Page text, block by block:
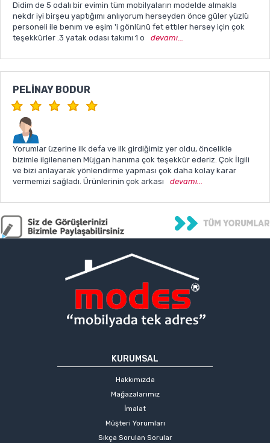
Didim de 5 odalı bir evimin tüm mobilyaların modelde almakla
nekdr iyi birşeu yaptığımı anlıyorum herseyden önce güler yüzlü
personeli ile benım ve eşim 'i gönlünü fet ettıler hersey için çok
teşekkürler .3 yatak odası takımı 1 o
devamı...
PELINAY BODUR
Yorumlar üzerine ilk defa ve ilk girdiğimiz yer oldu, öncelikle
bizimle ilgilenenen Müjgan hanıma çok teşekkür ederiz. Çok İlgili
ve bizi anlayarak yönlendirme yapması çok daha kolay karar
vermemizi sağladı. Ürünlerinin çok arkası
devamı...
KURUMSAL
Hakkımızda
Mağazalarımız
İmalat
Müşteri Yorumları
Sıkça Sorulan Sorular